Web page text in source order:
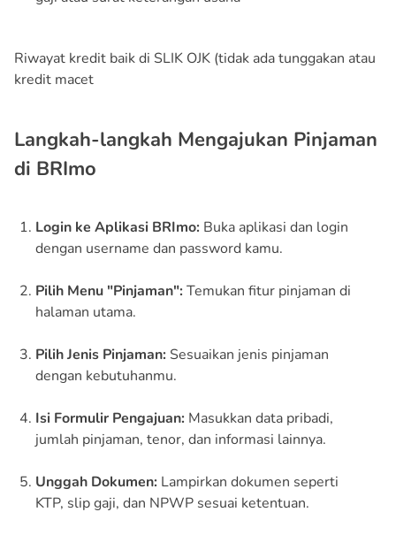
Riwayat kredit baik di SLIK OJK (tidak ada tunggakan atau
kredit macet
Langkah-langkah Mengajukan Pinjaman
di BRImo
Login ke Aplikasi BRImo: Buka aplikasi dan login
dengan username dan password kamu.
Pilih Menu "Pinjaman":Temukan fitur pinjaman di
halaman utama.
Pilih Jenis Pinjaman: Sesuaikan jenis pinjaman
dengan kebutuhanmu.
Isi Formulir Pengajuan: Masukkan data pribadi,
jumlah pinjaman, tenor, dan informasi lainnya.
Unggah Dokumen: Lampirkan dokumen seperti
KTP, slip gaji, dan NPWP sesuai ketentuan.